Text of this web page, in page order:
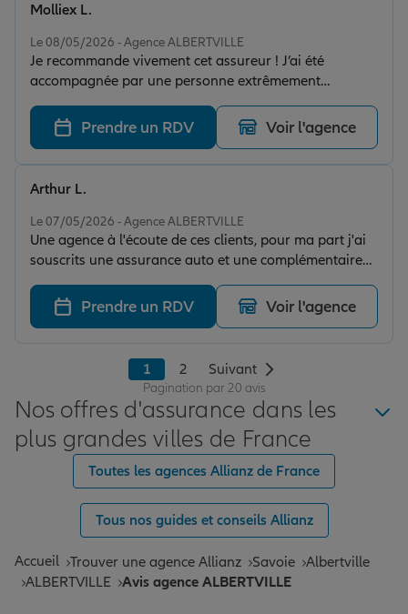
Le 08/05/2026 - Agence ALBERTVILLE
Je recommande vivement cet assureur ! J’ai été
accompagnée par une personne extrêmement
professionnelle, à l’écoute et de très bons conseils. Son
efficacité a vraiment fait la différence : tout a été géré
rapidement, clairement et avec beaucoup de sérieux.
C’est rassurant de pouvoir compter sur quelqu’un
d’aussi compétent et réactif. Merci encore pour votre
Molliex L.
Prendre un RDV Voir l'agence
Le 07/05/2026 - Agence ALBERTVILLE
Une agence à l'écoute de ces clients, pour ma part j'ai
souscrits une assurance auto et une complémentaire
santé . Une agence "humaine" qui est là pour répondre
à nos attentes et à nos besoin . Merci encore .
Arthur L.
Prendre un RDV Voir l'agence
1 2 Suivant
Pagination par 20 avis
Nos offres d'assurance dans les
plus grandes villes de France
Toutes les agences Allianz de France
Tous nos guides et conseils Allianz
Accueil Trouver une agence Allianz Savoie Albertville
ALBERTVILLE
Avis agence ALBERTVILLE